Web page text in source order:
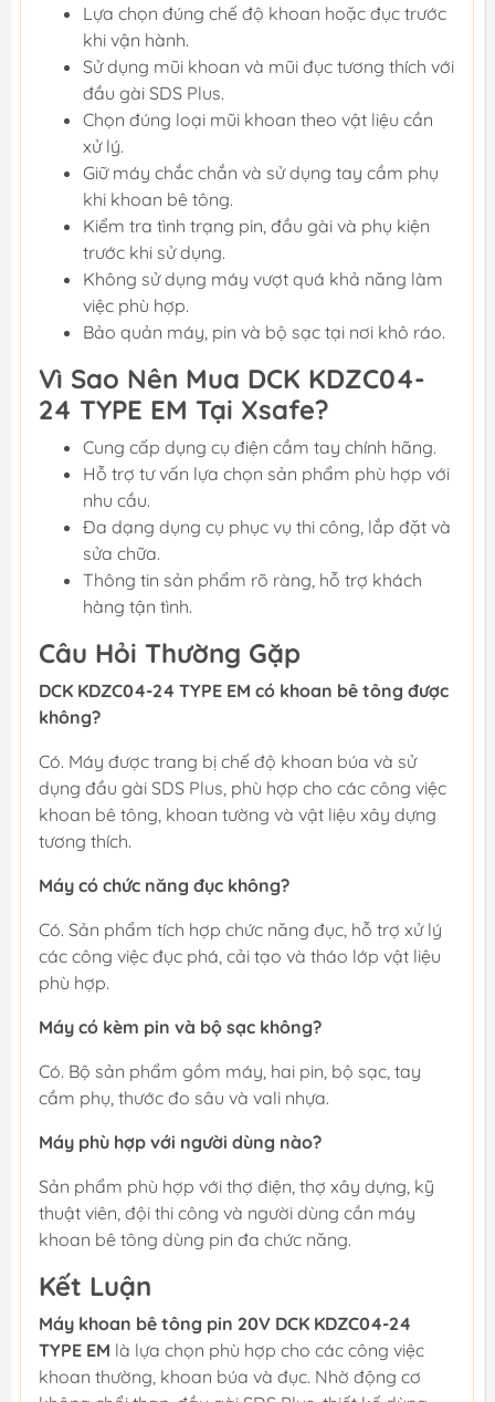
Lựa chọn đúng chế độ khoan hoặc đục trước
khi vận hành.
Sử dụng mũi khoan và mũi đục tương thích với
đầu gài SDS Plus.
Chọn đúng loại mũi khoan theo vật liệu cần
xử lý.
Giữ máy chắc chắn và sử dụng tay cầm phụ
khi khoan bê tông.
Kiểm tra tình trạng pin, đầu gài và phụ kiện
trước khi sử dụng.
Không sử dụng máy vượt quá khả năng làm
việc phù hợp.
Bảo quản máy, pin và bộ sạc tại nơi khô ráo.
Vì Sao Nên Mua DCK KDZC04-
24 TYPE EM Tại Xsafe?
Cung cấp dụng cụ điện cầm tay chính hãng.
Hỗ trợ tư vấn lựa chọn sản phẩm phù hợp với
nhu cầu.
Đa dạng dụng cụ phục vụ thi công, lắp đặt và
sửa chữa.
Thông tin sản phẩm rõ ràng, hỗ trợ khách
hàng tận tình.
Câu Hỏi Thường Gặp
DCK KDZC04-24 TYPE EM có khoan bê tông được
không?
Có. Máy được trang bị chế độ khoan búa và sử
dụng đầu gài SDS Plus, phù hợp cho các công việc
khoan bê tông, khoan tường và vật liệu xây dựng
tương thích.
Máy có chức năng đục không?
Có. Sản phẩm tích hợp chức năng đục, hỗ trợ xử lý
các công việc đục phá, cải tạo và tháo lớp vật liệu
phù hợp.
Máy có kèm pin và bộ sạc không?
Có. Bộ sản phẩm gồm máy, hai pin, bộ sạc, tay
cầm phụ, thước đo sâu và vali nhựa.
Máy phù hợp với người dùng nào?
Sản phẩm phù hợp với thợ điện, thợ xây dựng, kỹ
thuật viên, đội thi công và người dùng cần máy
khoan bê tông dùng pin đa chức năng.
Kết Luận
Máy khoan bê tông pin 20V DCK KDZC04-24
TYPE EM là lựa chọn phù hợp cho các công việc
khoan thường, khoan búa và đục. Nhờ động cơ